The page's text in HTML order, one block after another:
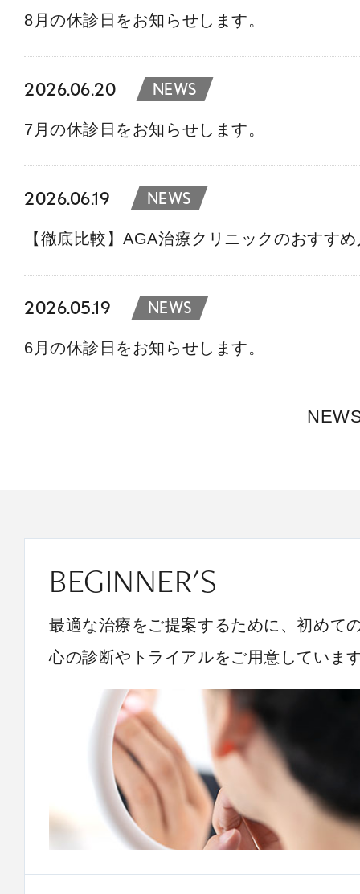
8月の休診日をお知らせします。
2026.06.20 NEWS
7月の休診日をお知らせします。
2026.06.19 NEWS
【徹底比較】AGA治療クリニックのおすす
2026.05.19 NEWS
6月の休診日をお知らせします。
BEGINNER'S
最適な治療をご提案するために、初めて
心の診断やトライアルをご用意していま